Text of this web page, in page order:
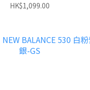
HK$1,099.00